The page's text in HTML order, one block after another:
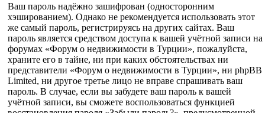
Ваш пароль надёжно зашифрован (односторонним
хэшированием). Однако не рекомендуется использовать этот
же самый пароль, регистрируясь на других сайтах. Ваш
пароль является средством доступа к вашей учётной записи на
форумах «Форум о недвижимости в Турции», пожалуйста,
храните его в тайне, ни при каких обстоятельствах ни
представители «Форум о недвижимости в Турции», ни phpBB
Limited, ни другое третье лицо не вправе спрашивать ваш
пароль. В случае, если вы забудете ваш пароль к вашей
учётной записи, вы сможете воспользоваться функцией